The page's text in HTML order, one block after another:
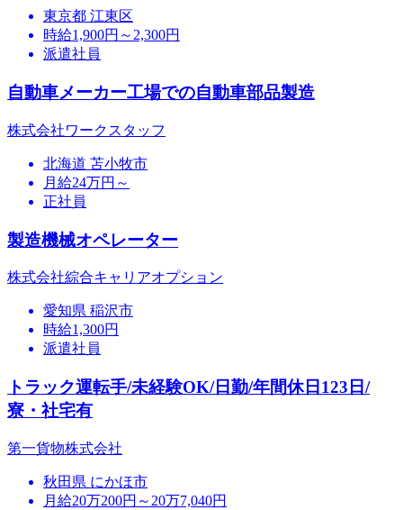
東京都 江東区
時給1,900円～2,300円
派遣社員
自動車メーカー工場での自動車部品製造
株式会社ワークスタッフ
北海道 苫小牧市
月給24万円～
正社員
製造機械オペレーター
株式会社綜合キャリアオプション
愛知県 稲沢市
時給1,300円
派遣社員
トラック運転手/未経験OK/日勤/年間休日123日/
寮・社宅有
第一貨物株式会社
秋田県 にかほ市
月給20万200円～20万7,040円